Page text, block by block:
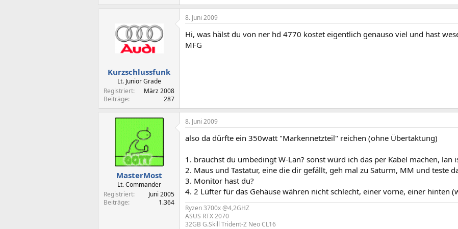
Kurzschlussfunk
Lt. Junior Grade
Registriert
März 2008
Beiträge
287
8. Juni 2009
Hi, was hälst du von ner hd 4770 kostet eigentlich genauso viel und hast
MFG
MasterMost
Lt. Commander
Registriert
Juni 2005
Beiträge
1.364
8. Juni 2009
also da dürfte ein 350watt "Markennetzteil" reichen (ohne Übertaktung)
1. brauchst du umbedingt W-Lan? sonst würd ich das per Kabel machen, lan
2. Maus und Tastatur, eine die dir gefällt, geh mal zu Saturm, MM und teste
3. Monitor hast du?
4. 2 Lüfter für das Gehäuse währen nicht schlecht, einer vorne, einer hinten
Ryzen 3700x @4,2GHZ
ASUS RTX 2070
32GB G.Skill Trident-Z Neo CL16